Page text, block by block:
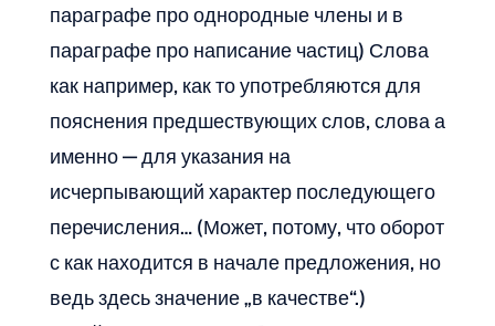
параграфе про однородные члены и в
параграфе про написание частиц) Слова
как например, как то употребляются для
пояснения предшествующих слов, слова а
именно — для указания на
исчерпывающий характер последующего
перечисления… (Может, потому, что оборот
с как находится в начале предложения, но
ведь здесь значение „в качестве“.)